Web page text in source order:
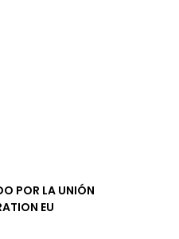
POR LA UNIÓN
EU